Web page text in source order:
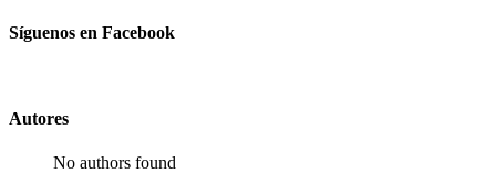
Síguenos en Facebook
Autores
No authors found